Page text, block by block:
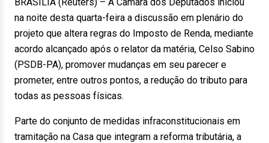
na noite desta quarta-feira a discussão em plenário do
projeto que altera regras do Imposto de Renda, mediante
acordo alcançado após o relator da matéria, Celso Sabino
(PSDB-PA), promover mudanças em seu parecer e
prometer, entre outros pontos, a redução do tributo para
todas as pessoas físicas.
Parte do conjunto de medidas infraconstitucionais em
tramitação na Casa que integram a reforma tributária, a